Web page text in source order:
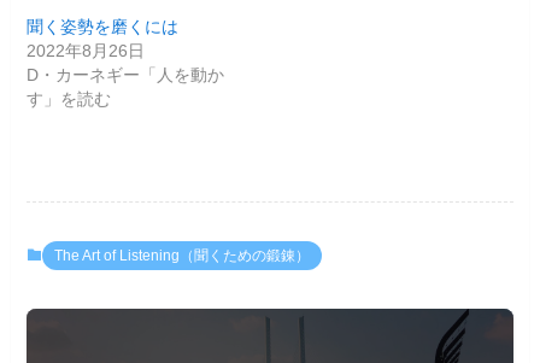
聞く姿勢を磨くには
2022年8月26日
D・カーネギー「人を動か
す」を読む
The Art of Listening（聞くための鍛錬）